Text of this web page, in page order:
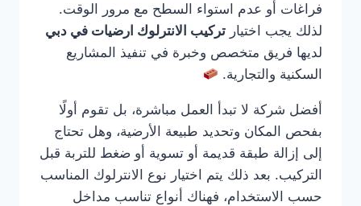
فراغات أو عدم استواء السطح مع مرور الوقت.
لذلك يجب اختيار تركيب الانترلوك ارضيات في دبي
لديها فريق متخصص وخبرة في تنفيذ المشاريع
السكنية والتجارية.
أفضل شركة لا تبدأ العمل مباشرة، بل تقوم أولًا
بفحص المكان وتحديد طبيعة الأرضية، وهل تحتاج
إلى إزالة طبقة قديمة أو تسوية أو ضغط للتربة قبل
التركيب. بعد ذلك يتم اختيار نوع الانترلوك المناسب
حسب الاستخدام، فهناك أنواع تناسب مداخل